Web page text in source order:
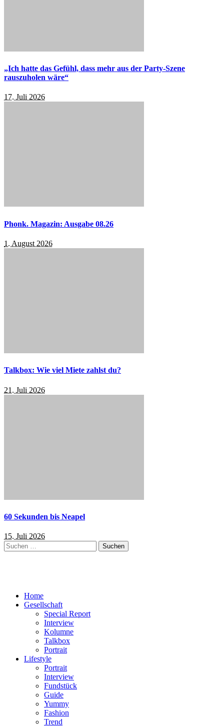
„Ich hatte das Gefühl, dass mehr aus der Party-Szene
rauszuholen wäre“
17. Juli 2026
Phonk. Magazin: Ausgabe 08.26
1. August 2026
Talkbox: Wie viel Miete zahlst du?
21. Juli 2026
60 Sekunden bis Neapel
15. Juli 2026
Suchen
nach:
Home
Gesellschaft
Special Report
Interview
Kolumne
Talkbox
Portrait
Lifestyle
Portrait
Interview
Fundstück
Guide
Yummy
Fashion
Trend